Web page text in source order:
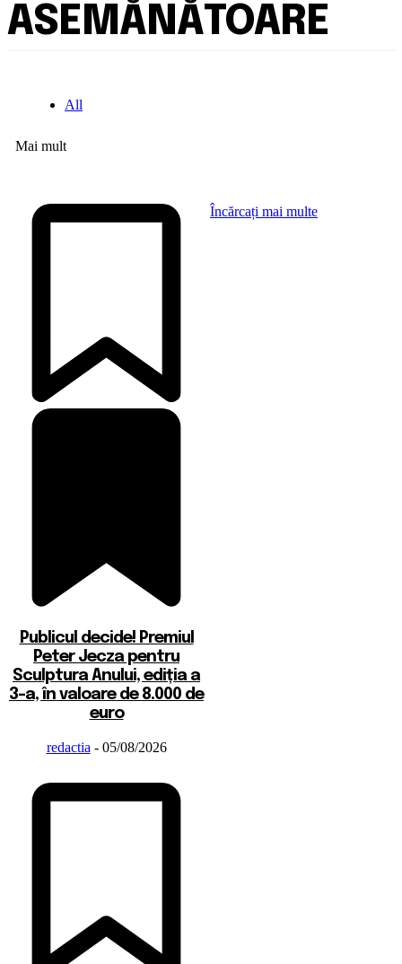
ASEMĂNĂTOARE
All
Mai mult
Publicul decide! Premiul
Peter Jecza pentru
Sculptura Anului, ediția a
3-a, în valoare de 8.000 de
euro
redactia - 05/08/2026
Încărcați mai multe